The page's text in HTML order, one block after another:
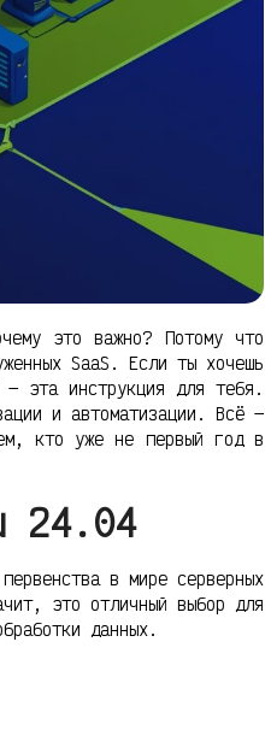
это важно? Потому что
SaaS. Если ты хочешь
эта инструкция для тебя.
и автоматизации. Всё —
кто уже не первый год в
24.04
в мире серверных
это отличный выбор для
данных.